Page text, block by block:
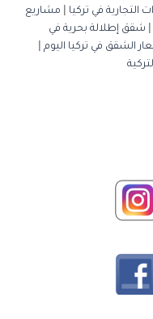
التجارية في تركيا
مشاريع
شقق إطلالة بحرية في
الشقق في تركيا اليوم